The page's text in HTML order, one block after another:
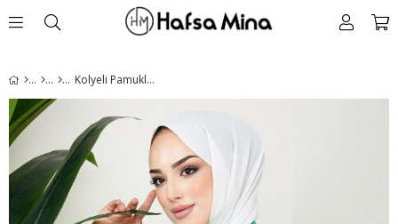
Kolyeli Pamuklu Tunik Yeşil